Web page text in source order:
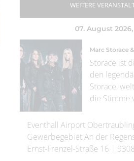
WEITERE
07. August 2026
Marc Storace
Storace ist
den
Storace,
die Stimme
Eventhall Airport
Gewerbegebiet An der
Ernst-Frenzel-Straße 16 |